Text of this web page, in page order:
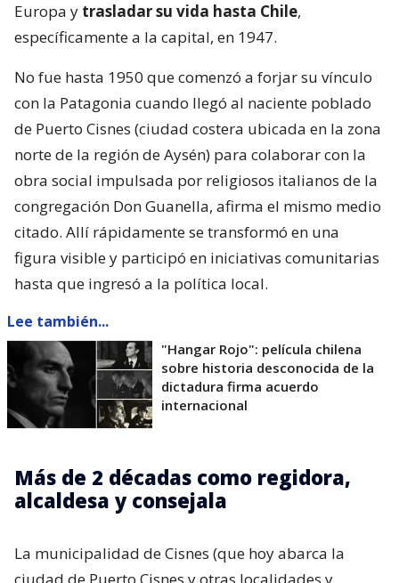
Europa y trasladar su vida hasta Chile,
específicamente a la capital, en 1947.
No fue hasta 1950 que comenzó a forjar su vínculo
con la Patagonia cuando llegó al naciente poblado
de Puerto Cisnes (ciudad costera ubicada en la zona
norte de la región de Aysén) para colaborar con la
obra social impulsada por religiosos italianos de la
congregación Don Guanella, afirma el mismo medio
citado. Allí rápidamente se transformó en una
figura visible y participó en iniciativas comunitarias
hasta que ingresó a la política local.
Lee también...
"Hangar Rojo": película chilena
sobre historia desconocida de la
dictadura firma acuerdo
internacional
Más de 2 décadas como regidora,
alcaldesa y consejala
La municipalidad de Cisnes (que hoy abarca la